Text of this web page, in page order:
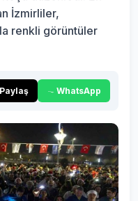
İzmirliler,
renkli görüntüler
WhatsApp